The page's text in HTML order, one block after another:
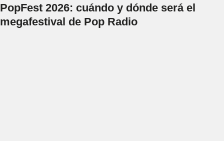
PopFest 2026: cuándo y dónde será el
megafestival de Pop Radio